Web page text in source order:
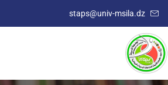
staps@univ-msila.dz